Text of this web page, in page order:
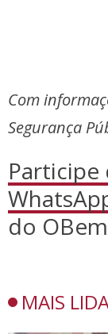
Com
Segurança
do
MAIS